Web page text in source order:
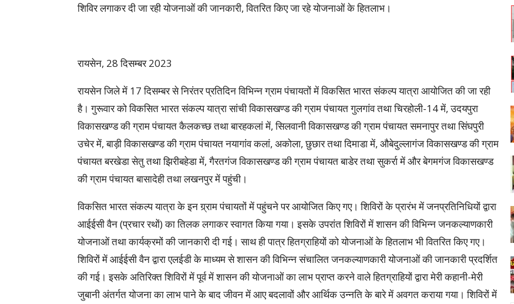
शिविर लगाकर दी जा रही योजनाओं की जानकारी, वितरित किए जा रहे योजनाओं के हितलाभ।
रायसेन, 28 दिसम्बर 2023
रायसेन जिले में 17 दिसम्बर से निरंतर प्रतिदिन विभिन्न ग्राम पंचायतों में विकसित भारत संकल्प यात्रा आयोजित की जा रही
है। गुरूवार को विकसित भारत संकल्प यात्रा सांची विकासखण्ड की ग्राम पंचायत गुलगांव तथा चिरहोली-14 में, उदयपुरा
विकासखण्ड की ग्राम पंचायत कैलकच्छ तथा बारहकलां में, सिलवानी विकासखण्ड की ग्राम पंचायत समनापुर तथा सिंघपुरी
उचेर में, बाड़ी विकासखण्ड की ग्राम पंचायत नयागांव कलां, अकोला, छुछार तथा दिमाडा में, औबेदुल्लागंज विकासखण्ड की ग्राम
पंचायत बरखेडा सेतु तथा झिरीबहेडा में, गैरतगंज विकासखण्ड की ग्राम पंचायत बाडेर तथा सुकर्रा में और बेगमगंज विकासखण्ड
की ग्राम पंचायत बासादेही तथा लखनपुर में पहुंची।
विकसित भारत संकल्प यात्रा के इन ग्र्राम पंचायतों में पहुंचने पर आयोजित किए गए। शिविरों के प्रारंभ में जनप्रतिनिधियों द्वारा
आईईसी वैन (प्रचार रथों) का तिलक लगाकर स्वागत किया गया। इसके उपरांत शिविरों में शासन की विभिन्न जनकल्याणकारी
योजनाओं तथा कार्यक्रमों की जानकारी दी गई। साथ ही पात्र हितग्राहियों को योजनाओं के हितलाभ भी वितरित किए गए।
शिविरों में आईईसी वैन द्वारा एलईडी के माध्यम से शासन की विभिन्न संचालित जनकल्याणकारी योजनाओं की जानकारी प्रदर्शित
की गई। इसके अतिरिक्त शिविरों में पूर्व में शासन की योजनाओं का लाभ प्राप्त करने वाले हितग्राहियों द्वारा मेरी कहानी-मेरी
जुबानी अंतर्गत योजना का लाभ पाने के बाद जीवन में आए बदलावों और आर्थिक उन्नति के बारे में अवगत कराया गया। शिविरों में